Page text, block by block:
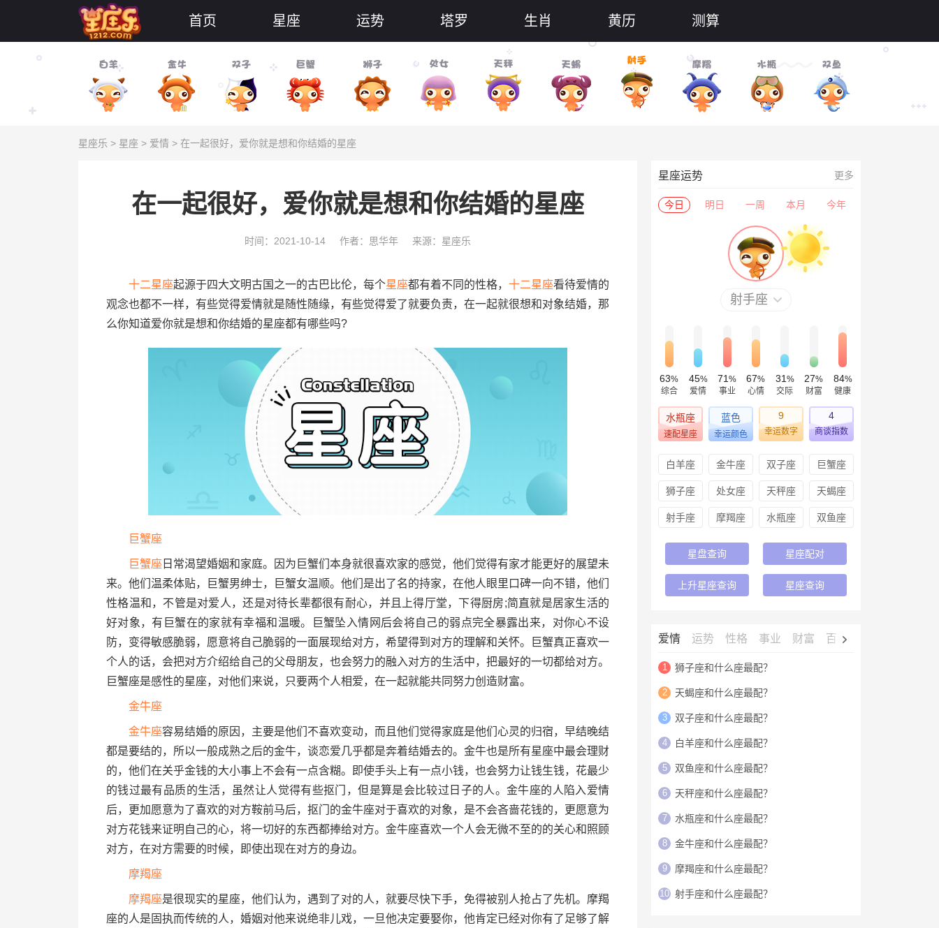
首页 星座 运势 塔罗 生肖 黄历 测算
星座乐 > 星座 > 爱情 > 在一起很好，爱你就是想和你结婚的星座
在一起很好，爱你就是想和你结婚的星座
时间：2021-10-14 作者：思华年 来源：星座乐
十二星座起源于四大文明古国之一的古巴比伦，每个星座都有着不同的性格， 十二星座看待爱情的
观念也都不一样，有些觉得爱情就是随性随缘，有些觉得爱了就要负责，在一起就很想和对象结婚，那
么你知道爱你就是想和你结婚的星座都有哪些吗?
巨蟹座
巨蟹座 日常渴望婚姻和家庭。因为巨蟹们本身就很喜欢家的感觉，他们觉得有家才能更好的展望未
来。他们温柔体贴，巨蟹男绅士，巨蟹女温顺。他们是出了名的持家，在他人眼里口碑一向不错，他们
性格温和，不管是对爱人，还是对待长辈都很有耐心，并且上得厅堂，下得厨房;简直就是居家生活的
好对象，有巨蟹在的家就有幸福和温暖。巨蟹坠入情网后会将自己的弱点完全暴露出来，对你心不设
防，变得敏感脆弱，愿意将自己脆弱的一面展现给对方，希望得到对方的理解和关怀。巨蟹真正喜欢一
个人的话，会把对方介绍给自己的父母朋友，也会努力的融入对方的生活中，把最好的一切都给对方。
巨蟹座是感性的星座，对他们来说，只要两个人相爱，在一起就能共同努力创造财富。
金牛座
金牛座容易结婚的原因，主要是他们不喜欢变动，而且他们觉得家庭是他们心灵的归宿，早结晚结
都是要结的，所以一般成熟之后的金牛，谈恋爱几乎都是奔着结婚去的。金牛也是所有星座中最会理财
的，他们在关乎金钱的大小事上不会有一点含糊。即使手头上有一点小钱，也会努力让钱生钱，花最少
的钱过最有品质的生活，虽然让人觉得有些抠门，但是算是会比较过日子的人。金牛座的人陷入爱情
后，更加愿意为了喜欢的对方鞍前马后，抠门的金牛座对于喜欢的对象，是不会吝啬花钱的，更愿意为
对方花钱来证明自己的心，将一切好的东西都捧给对方。金牛座喜欢一个人会无微不至的的关心和照顾
对方，在对方需要的时候，即使出现在对方的身边。
摩羯座
摩羯座是很现实的星座，他们认为，遇到了对的人，就要尽快下手，免得被别人抢占了先机。摩羯
座的人是固执而传统的人，婚姻对他来说绝非儿戏，一旦他决定要娶你，他肯定已经对你有了足够了解
星座运势 更多
今日 明日 一周 本月 今年
射手座
63%
综合
45%
爱情
71%
事业
67%
心情
31 %
交际
27%
财富
84%
健康
水瓶座
速配星座
蓝色
幸运颜色
9
幸运数字
4
商谈指数
白羊座 金牛座 双子座 巨蟹座
狮子座 处女座 天秤座 天蝎座
射手座 摩羯座 水瓶座 双鱼座
星盘查询 星座配对
上升星座查询 星座查询
爱情 运势 性格 事业 财富 百科
1 狮子座和什么座最配？
2 天蝎座和什么座最配？
3 双子座和什么座最配？
4 白羊座和什么座最配？
5 双鱼座和什么座最配？
6 天秤座和什么座最配？
7 水瓶座和什么座最配？
8 金牛座和什么座最配？
9 摩羯座和什么座最配？
10 射手座和什么座最配？